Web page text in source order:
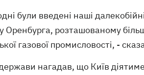
були введені наші
Оренбурга, розташованому
газової промисловості, -
нагадав, що Київ